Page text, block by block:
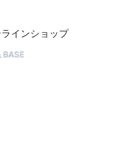
インショップ